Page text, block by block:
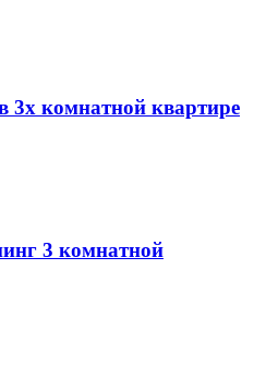
3х комнатной квартире
3 комнатной